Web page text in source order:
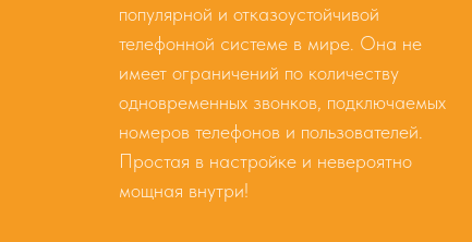
популярной и отказоустойчивой
телефонной системе в мире. Она не
имеет ограничений по количеству
одновременных звонков, подключаемых
номеров телефонов и пользователей.
Простая в настройке и невероятно
мощная внутри!